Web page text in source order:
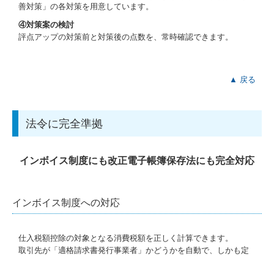
善対策」の各対策を用意しています。
④対策案の検討
評点アップの対策前と対策後の点数を、常時確認できます。
▲ 戻る
法令に完全準拠
インボイス制度にも改正電子帳簿保存法にも完全対応
インボイス制度への対応
仕入税額控除の対象となる消費税額を正しく計算できます。
取引先が「適格請求書発行事業者」かどうかを自動で、しかも定